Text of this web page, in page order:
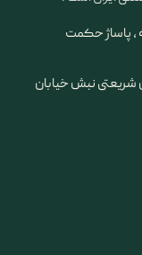
، پاساژ حکمت
شریعتی نبش خیابان